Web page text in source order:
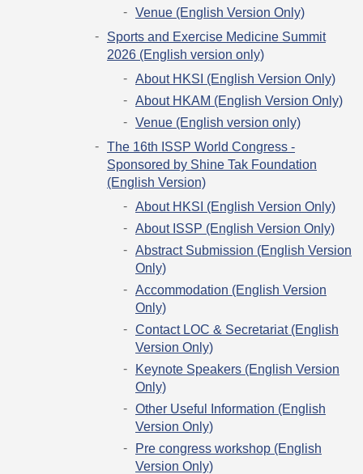
Venue (English Version Only)
Sports and Exercise Medicine Summit
2026 (English version only)
About HKSI (English Version Only)
About HKAM (English Version Only)
Venue (English version only)
The 16th ISSP World Congress -
Sponsored by Shine Tak Foundation
(English Version)
About HKSI (English Version Only)
About ISSP (English Version Only)
Abstract Submission (English Version
Only)
Accommodation (English Version
Only)
Contact LOC & Secretariat (English
Version Only)
Keynote Speakers (English Version
Only)
Other Useful Information (English
Version Only)
Pre congress workshop (English
Version Only)